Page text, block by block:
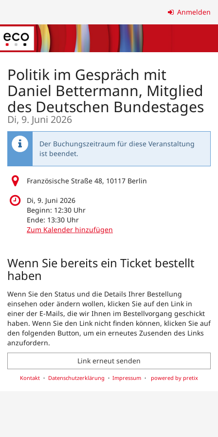
Inhalt
springen
Anmelden
Politik im Gespräch mit
Daniel Bettermann, Mitglied
des Deutschen Bundestages
Di, 9. Juni 2026
Der Buchungszeitraum für diese Veranstaltung
ist beendet.
Französische Straße 48, 10117 Berlin
Di, 9. Juni 2026
Beginn: 12:30 Uhr
Ende: 13:30 Uhr
Zum Kalender hinzufügen
Wenn Sie bereits ein Ticket bestellt
haben
Wenn Sie den Status und die Details Ihrer Bestellung
einsehen oder ändern wollen, klicken Sie auf den Link in
einer der E-Mails, die wir Ihnen im Bestellvorgang geschickt
haben. Wenn Sie den Link nicht finden können, klicken Sie auf
den folgenden Button, um ein erneutes Zusenden des Links
anzufordern.
Link erneut senden
Kontakt Datenschutzerklärung Impressum powered by pretix